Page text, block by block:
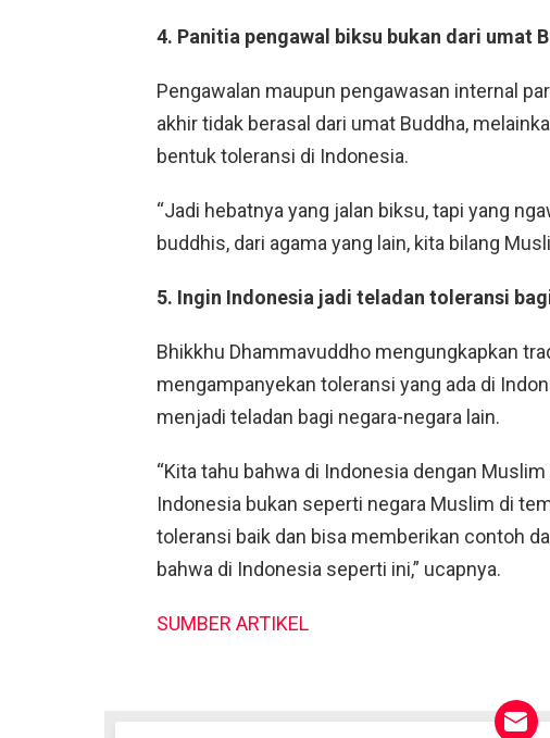
4. Panitia pengawal biksu bukan dari umat
Pengawalan maupun pengawasan internal
akhir tidak berasal dari umat Buddha,
bentuk toleransi di Indonesia.
“Jadi hebatnya yang jalan biksu, tapi yang
buddhis, dari agama yang lain, kita bilang
5. Ingin Indonesia jadi teladan toleransi
Bhikkhu Dhammavuddho mengungkapkan
mengampanyekan toleransi yang ada di
menjadi teladan bagi negara-negara lain.
“Kita tahu bahwa di Indonesia dengan
Indonesia bukan seperti negara Muslim di
toleransi baik dan bisa memberikan contoh
bahwa di Indonesia seperti ini,” ucapnya.
SUMBER ARTIKEL